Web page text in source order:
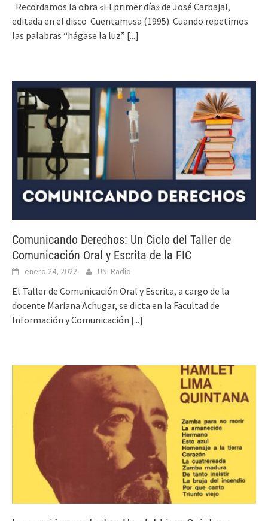
Recordamos la obra «El primer día» de José Carbajal,
editada en el disco Cuentamusa (1995). Cuando repetimos
las palabras “hágase la luz” [...]
Comunicando Derechos: Un Ciclo del Taller de
Comunicación Oral y Escrita de la FIC
enero 24, 2022 UNI Radio
El Taller de Comunicación Oral y Escrita, a cargo de la
docente Mariana Achugar, se dicta en la Facultad de
Información y Comunicación [...]